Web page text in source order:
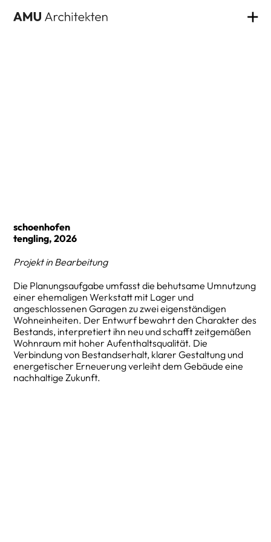
schoenhofen
tengling, 2026
Projekt in Bearbeitung
Die Planungsaufgabe umfasst die behutsame Umnutzung
einer ehemaligen Werkstatt mit Lager und
angeschlossenen Garagen zu zwei eigenständigen
Wohneinheiten. Der Entwurf bewahrt den Charakter des
Bestands, interpretiert ihn neu und schafft zeitgemäßen
Wohnraum mit hoher Aufenthaltsqualität. Die
Verbindung von Bestandserhalt, klarer Gestaltung und
energetischer Erneuerung verleiht dem Gebäude eine
nachhaltige Zukunft.